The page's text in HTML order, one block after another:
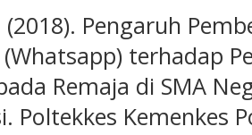
(2018). Pengaruh
(Whatsapp) terhadap
Remaja di SMA
Poltekkes Kemenkes